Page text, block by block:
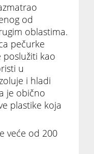
od
oblastima.
pečurke
kao
u
i hladi
je obično
plastike koja
veće od 200